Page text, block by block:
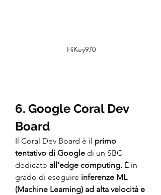
HiKey970
6. Google Coral Dev
Board
Il Coral Dev Board è il primo
tentativo di Google di un SBC
dedicato all'edge computing. È in
grado di eseguire inferenze ML
(Machine Learning) ad alta velocità e